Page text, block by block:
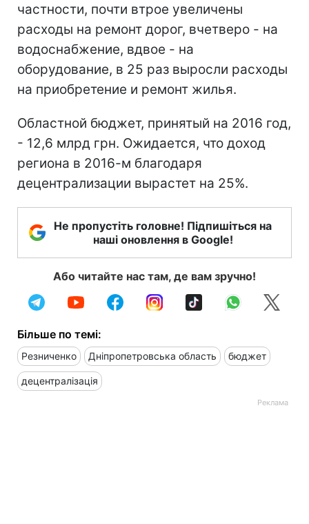
частности, почти втрое увеличены
расходы на ремонт дорог, вчетверо - на
водоснабжение, вдвое - на
оборудование, в 25 раз выросли расходы
на приобретение и ремонт жилья.
Областной бюджет, принятый на 2016 год,
- 12,6 млрд грн. Ожидается, что доход
региона в 2016-м благодаря
децентрализации вырастет на 25%.
Не пропустіть головне! Підпишіться на
наші оновлення в Google!
Або читайте нас там, де вам зручно!
Більше по темі:
Резниченко Дніпропетровська область бюджет
децентралізація